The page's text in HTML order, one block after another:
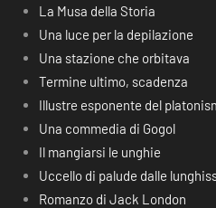
La Musa della Storia
Una luce per la depilazione
Una stazione che orbitava
Termine ultimo, scadenza
Illustre esponente del
Una commedia di Gogol
Il mangiarsi le unghie
Uccello di palude dalle
Romanzo di Jack London